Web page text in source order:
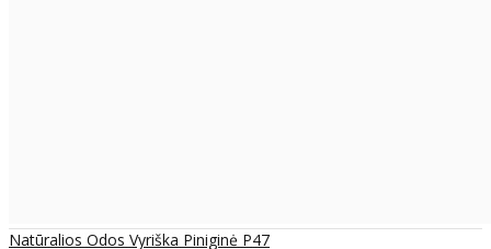
Natūralios Odos Vyriška Piniginė P47